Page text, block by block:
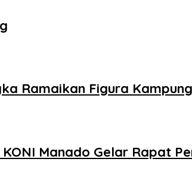
Ramaikan Figura
Manado Gelar Rapat